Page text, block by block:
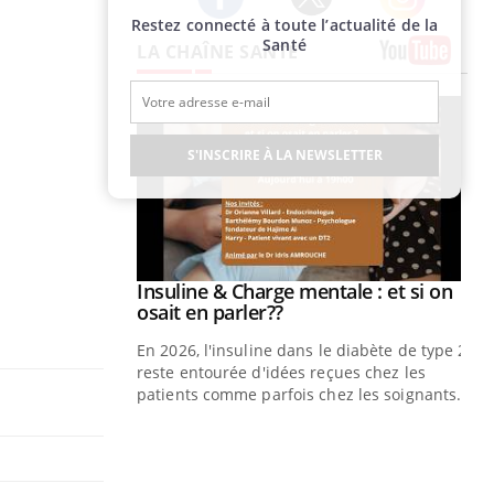
Facebook Twitter Instagram
LA CHAÎNE SANTÉ
Youtube
pour Youtube
Insuline & Charge mentale : et si on
osait en parler??Youtube
En 2026, l'insuline dans le diabète de type 2
reste entourée d'idées reçues chez les
patients comme parfois chez les soignants.
Restez connecté à toute l’actualité de la
Santé
S'INSCRIRE À LA NEWSLETTER